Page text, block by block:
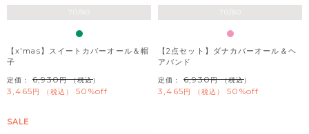
70/80
【x'mas】スイートカバーオール＆帽
子
定価： 6,930 （税込）
3,465 税込 50%off
70/80
【2点セット】ダナカバーオール＆ヘ
アバンド
定価： 6,930 （税込）
3,465 税込 50%off
SALE